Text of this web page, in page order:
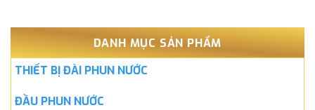
DANH MỤC SẢN PHẨM
THIẾT BỊ ĐÀI PHUN NƯỚC
ĐẦU PHUN NƯỚC